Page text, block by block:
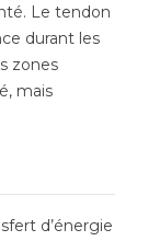
Le tendon
durant les
zones
mais
d’énergie